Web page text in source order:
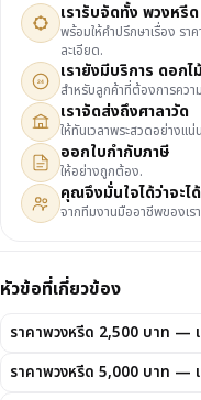
เรารับจัดทั้ง พวงหรี
พร้อมให้คำปรึกษาเรื่อง ร
ละเอียด.
24 เรายังมีบริการ ดอก
สำหรับลูกค้าที่ต้องการควา
เราจัดส่งถึงศาลาวัด
ให้ทันเวลาพระสวดอย่างแน่
ออกใบกำกับภาษี
ให้อย่างถูกต้อง.
คุณจึงมั่นใจได้ว่าจะ
จากทีมงานมืออาชีพของเร
หัวข้อที่เกี่ยวข้อง
ราคาพวงหรีด 2,500 บาท —
ราคาพวงหรีด 5,000 บาท —